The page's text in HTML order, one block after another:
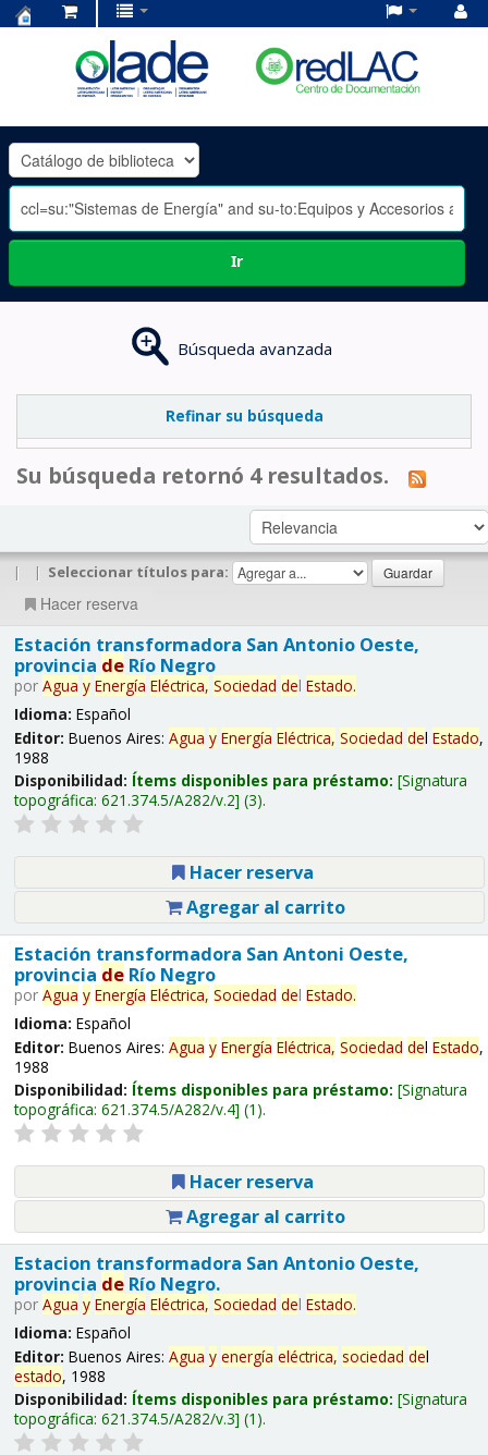
OLADE
-
Ir
Búsqueda avanzada
Refinar su búsqueda
Su búsqueda retornó 4 resultados.
| | Seleccionar títulos para:
Hacer reserva
Estación transformadora San Antonio Oeste,
provincia deRío Negro
por Agua y Energía Eléctrica, Sociedad del Estado.
Idioma: Español
Editor: Buenos Aires: Agua y Energía Eléctrica, Sociedad del Estado,
1988
Disponibilidad: Ítems disponibles para préstamo: Signatura
topográfica: 621.374.5/A282/v.2 (3).
Hacer reserva
Agregar al carrito
Estación transformadora San Antoni Oeste,
provincia deRío Negro
por Agua y Energía Eléctrica, Sociedad del Estado.
Idioma: Español
Editor: Buenos Aires: Agua y Energía Eléctrica, Sociedad del Estado,
1988
Disponibilidad: Ítems disponibles para préstamo: Signatura
topográfica: 621.374.5/A282/v.4 (1).
Hacer reserva
Agregar al carrito
Estacion transformadora San Antonio Oeste,
provincia deRío Negro.
por Agua y Energía Eléctrica, Sociedad del Estado.
Idioma: Español
Editor: Buenos Aires: Agua y energía eléctrica, sociedad del
estado, 1988
Disponibilidad: Ítems disponibles para préstamo: Signatura
topográfica: 621.374.5/A282/v.3 (1).